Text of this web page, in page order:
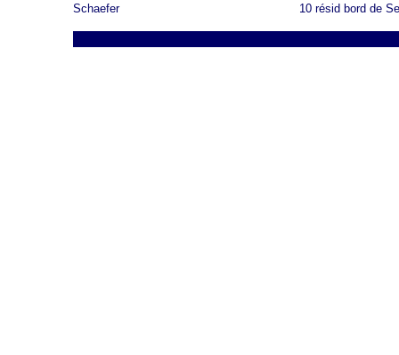
Schaefer 10 résid bord de